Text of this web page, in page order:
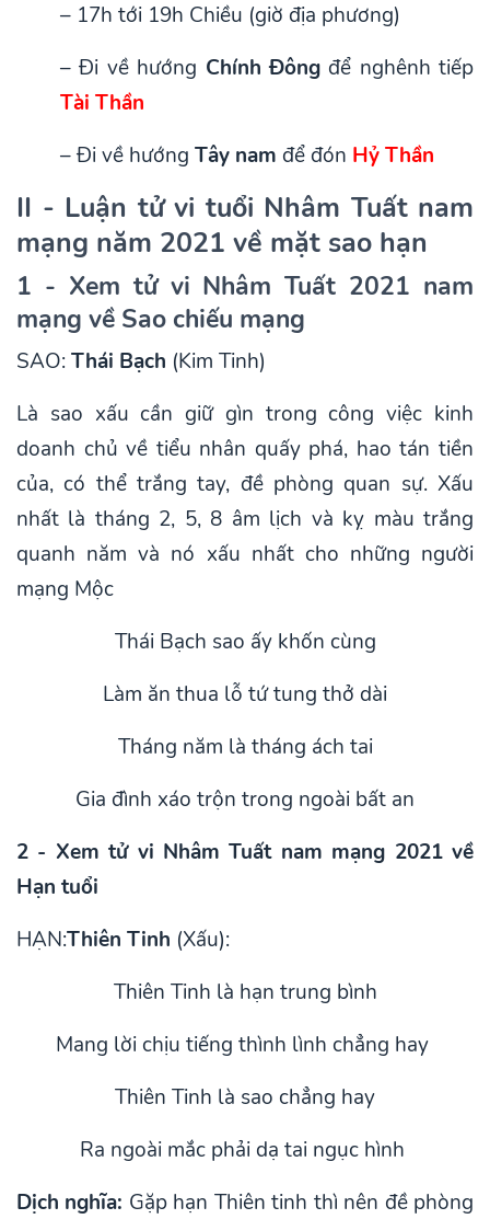
– 17h tới 19h Chiều (giờ địa phương)
– Đi về hướng Chính Đông để nghênh tiếp
Tài Thần
– Đi về hướng Tây nam để đón Hỷ Thần
II - Luận tử vi tuổi Nhâm Tuất nam
mạng năm 2021 về mặt sao hạn
1 - Xem tử vi Nhâm Tuất 2021 nam
mạng về Sao chiếu mạng
SAO:Thái Bạch (Kim Tinh)
Là sao xấu cần giữ gìn trong công việc kinh
doanh chủ về tiểu nhân quấy phá, hao tán tiền
của, có thể trắng tay, đề phòng quan sự. Xấu
nhất là tháng 2, 5, 8 âm lịch và kỵ màu trắng
quanh năm và nó xấu nhất cho những người
mạng Mộc
Thái Bạch sao ấy khốn cùng
Làm ăn thua lỗ tứ tung thở dài
Tháng năm là tháng ách tai
Gia đình xáo trộn trong ngoài bất an
2 - Xem tử vi Nhâm Tuất nam mạng 2021 về
Hạn tuổi
HẠN:Thiên Tinh (Xấu):
Thiên Tinh là hạn trung bình
Mang lời chịu tiếng thình lình chẳng hay
Thiên Tinh là sao chẳng hay
Ra ngoài mắc phải dạ tai ngục hình
Dịch nghĩa: Gặp hạn Thiên tinh thì nên đề phòng